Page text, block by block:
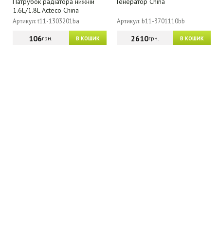
1.6L/1.8L Acteco China
Артикул: t11-1303201ba
В КОШИК
106грн.
Артикул: b11-3701110bb
В КОШИК
2610грн.